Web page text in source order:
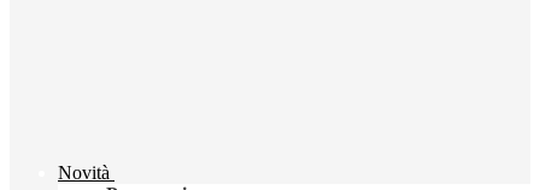
Novità